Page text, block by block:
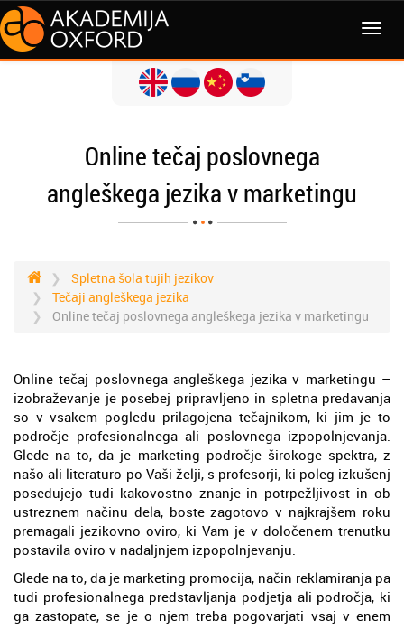
MENI
Online tečaj poslovnega
angleškega jezika v marketingu
Spletna šola tujih jezikov
Tečaji angleškega jezika
Online tečaj poslovnega angleškega jezika v marketingu
Online tečaj poslovnega angleškega jezika v marketingu –
izobraževanje je posebej pripravljeno in spletna predavanja
so v vsakem pogledu prilagojena tečajnikom, ki jim je to
področje profesionalnega ali poslovnega izpopolnjevanja.
Glede na to, da je marketing področje širokoge spektra, z
našo ali literaturo po Vaši želji, s profesorji, ki poleg izkušenj
posedujejo tudi kakovostno znanje in potrpežljivost in ob
ustreznem načinu dela, boste zagotovo v najkrajšem roku
premagali jezikovno oviro, ki Vam je v določenem trenutku
postavila oviro v nadaljnjem izpopolnjevanju.
Glede na to, da je marketing promocija, način reklamiranja pa
tudi profesionalnega predstavljanja podjetja ali področja, ki
ga zastopate, se je o njem treba pogovarjati vsaj v enem